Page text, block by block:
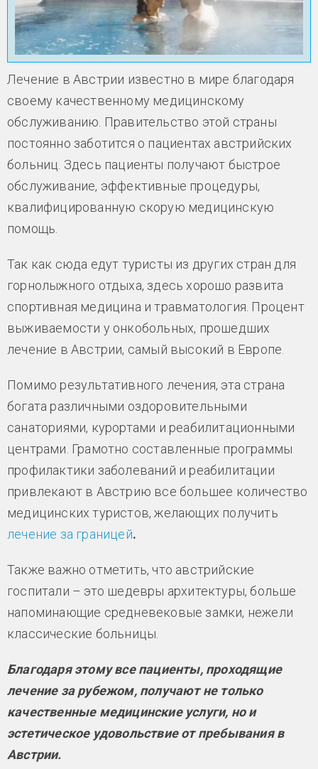
Лечение в Австрии известно в мире благодаря
своему качественному медицинскому
обслуживанию. Правительство этой страны
постоянно заботится о пациентах австрийских
больниц. Здесь пациенты получают быстрое
обслуживание, эффективные процедуры,
квалифицированную скорую медицинскую
помощь.
Так как сюда едут туристы из других стран для
горнолыжного отдыха, здесь хорошо развита
спортивная медицина и травматология. Процент
выживаемости у онкобольных, прошедших
лечение в Австрии, самый высокий в Европе.
Помимо результативного лечения, эта страна
богата различными оздоровительными
санаториями, курортами и реабилитационными
центрами. Грамотно составленные программы
профилактики заболеваний и реабилитации
привлекают в Австрию все большее количество
медицинских туристов, желающих получить
лечение за границей.
Также важно отметить, что австрийские
госпитали – это шедевры архитектуры, больше
напоминающие средневековые замки, нежели
классические больницы.
Благодаря этому все пациенты, проходящие
лечение за рубежом, получают не только
качественные медицинские услуги, но и
эстетическое удовольствие от пребывания в
Австрии.